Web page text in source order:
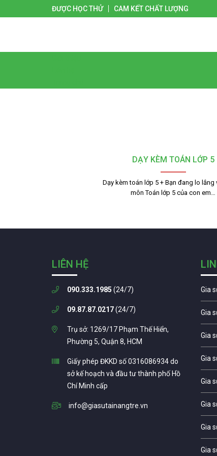
ĐƯỢC HỌC THỬ CAM KẾT CHẤT LƯỢNG
DẠY KÈM TOÁN LỚP 5
Dạy kèm toán lớp 5 + Bạn đang lo lắng
môn Toán lớp 5 của con em…
LIÊN HỆ
090.333.1985 (24/7)
09.87.87.0217(24/7)
Trụ sở: 1269/17 Phạm Thế Hiển,
Phường 5, Quận 8, HCM
Giấy phép ĐKKD số 0316086934 do
sở kế hoạch và đầu tư thành phố Hồ
Chí Minh cấp
info@giasutainangtre.vn
Gia
Gia
Gia
Gia
Gia
Gia
Gia
Gia